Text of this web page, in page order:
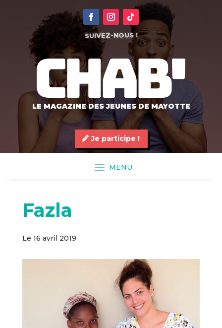
SUIVEZ-NOUS !
LE MAGAZINE DES JEUNES DE MAYOTTE
Je participe !
Fazla
Le 16 avril 2019